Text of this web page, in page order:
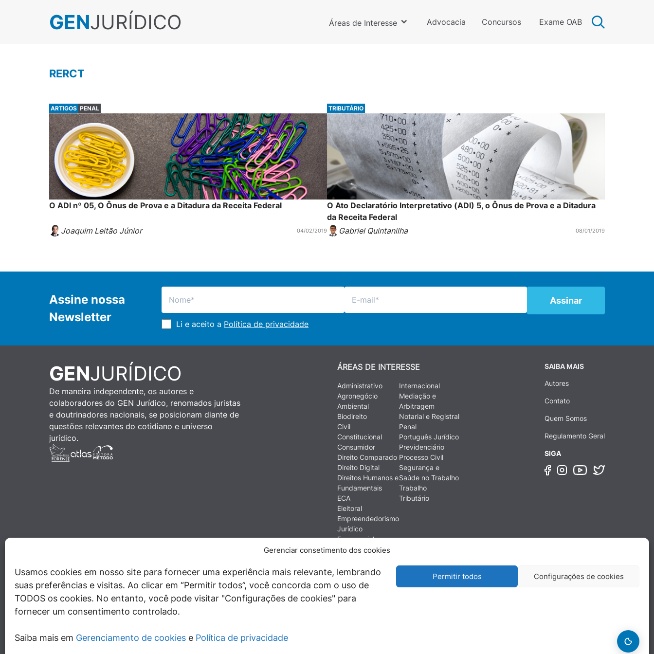
Gerenciar consetimento dos cookies
Usamos cookies em nosso site para fornecer uma experiência mais relevante, lembrando
suas preferências e visitas. Ao clicar em “Permitir todos”, você concorda com o uso de
TODOS os cookies. No entanto, você pode visitar "Configurações de cookies" para
fornecer um consentimento controlado.
Saiba mais em Gerenciamento de cookies e Política de privacidade
Permitir todos Configurações de cookies
GENJURÍDICO Áreas de Interesse Advocacia Concursos Exame OAB
RERCT
ARTIGOS PENAL
O ADI nº 05, O Ônus de Prova e a Ditadura da Receita Federal
Joaquim Leitão Júnior 04/02/2019
TRIBUTÁRIO
O Ato Declaratório Interpretativo (ADI) 5, o Ônus de Prova e a Ditadura
da Receita Federal
Gabriel Quintanilha
08/01/2019
Assine nossa
Newsletter
Li e aceito a Política de privacidade
GENJURÍDICO
De maneira independente, os autores e
colaboradores do GEN Jurídico, renomados juristas
e doutrinadores nacionais, se posicionam diante de
questões relevantes do cotidiano e universo
jurídico.
ÁREAS DE INTERESSE
Administrativo
Agronegócio
Ambiental
Biodireito
Civil
Constitucional
Consumidor
Direito Comparado
Direito Digital
Direitos Humanos e
Fundamentais
ECA
Eleitoral
Empreendedorismo
Jurídico
Empresarial
Ética
Financeiro e
História do Direito
Imobiliário
Internacional
Mediação e
Arbitragem
Notarial e Registral
Penal
Português Jurídico
Previdenciário
Processo Civil
Segurança e
Saúde no Trabalho
Trabalho
Tributário
SAIBA MAIS
Autores
Contato
Quem Somos
Regulamento Geral
SIGA